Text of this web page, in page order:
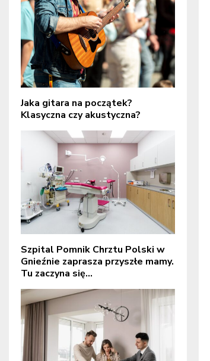
Jaka gitara na początek?
Klasyczna czy akustyczna?
Szpital Pomnik Chrztu Polski w
Gnieźnie zaprasza przyszłe mamy.
Tu zaczyna się...